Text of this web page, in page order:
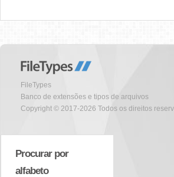
FileTypes
Banco de extensões e tipos de arquivos
Copyright © 2017-2026 Todos os direitos
Procurar por
alfabeto